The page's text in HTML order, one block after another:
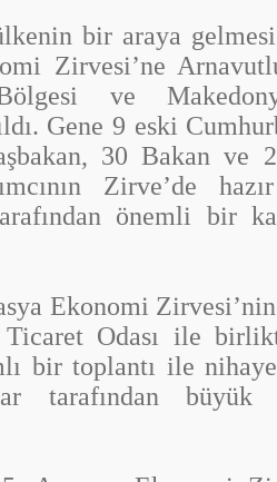
bir araya gelmesi
Zirvesi’ne
ve
Gene 9 eski
30 Bakan ve
Zirve’de
önemli bir
Ekonomi Zirvesi’nin
Ticaret Odası ile
bir toplantı ile
tarafından